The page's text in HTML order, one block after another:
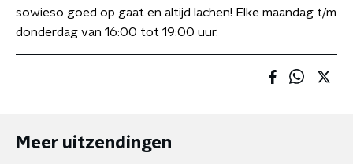
sowieso goed op gaat en altijd lachen! Elke maandag t/m
donderdag van 16:00 tot 19:00 uur.
Meer uitzendingen